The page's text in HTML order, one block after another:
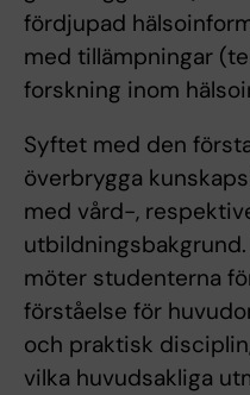
fördjupad
med tillämpningar
forskning inom
Syftet med den
överbrygga
med vård-,
möter studenterna
förståelse för
och praktisk
vilka huvudsakliga